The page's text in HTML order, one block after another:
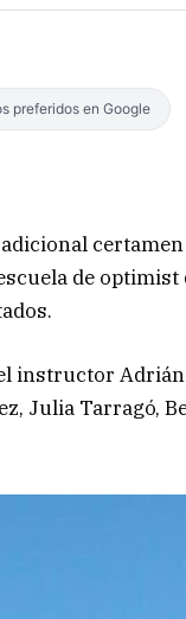
preferidos en Google
de optimist
instructor
Julia Tarragó,